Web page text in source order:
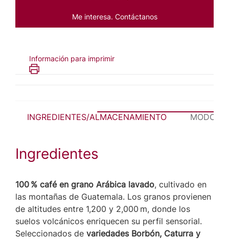
Me interesa. Contáctanos
Información para imprimir
INGREDIENTES/ALMACENAMIENTO MODO
Ingredientes
100 % café en grano Arábica lavado, cultivado en
las montañas de Guatemala. Los granos provienen
de altitudes entre 1,200 y 2,000 m, donde los
suelos volcánicos enriquecen su perfil sensorial.
Seleccionados de variedades Borbón, Caturra y